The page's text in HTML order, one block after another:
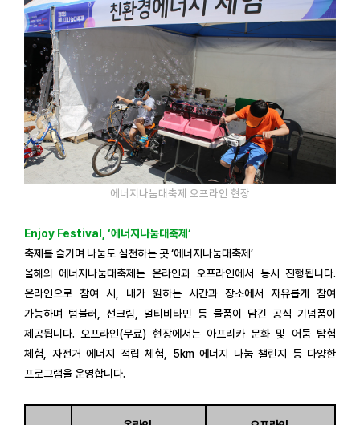
에너지나눔대축제 오프라인 현장
Enjoy Festival, ‘에너지나눔대축제‘
축제를 즐기며 나눔도 실천하는 곳 ‘에너지나눔대축제’
올해의 에너지나눔대축제는 온라인과 오프라인에서 동시 진행됩니다.
온라인으로 참여 시, 내가 원하는 시간과 장소에서 자유롭게 참여
가능하며 텀블러, 선크림, 멀티비타민 등 물품이 담긴 공식 기념품이
제공됩니다. 오프라인(무료) 현장에서는 아프리카 문화 및 어둠 탐험
체험, 자전거 에너지 적립 체험, 5km 에너지 나눔 챌린지 등 다양한
프로그램을 운영합니다.